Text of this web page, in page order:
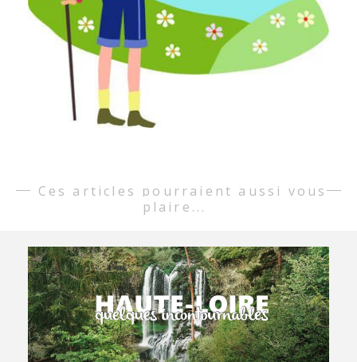
Ces articles pourraient aussi vous
plaire...